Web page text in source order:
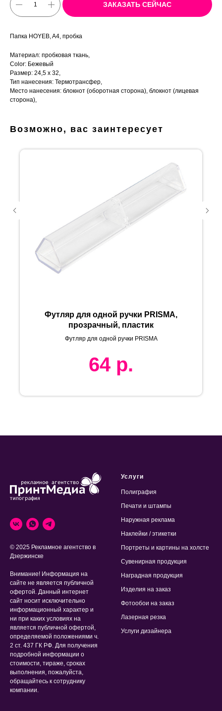
ЗАКАЗАТЬ СЕЙЧАС
Папка HOYEB, A4, пробка
Материал: пробковая ткань,
Color: Бежевый
Размер: 24,5 x 32,
Тип нанесения: Термотрансфер,
Место нанесения: блокнот (оборотная сторона), блокнот (лицевая
сторона),
Возможно, вас заинтересует
Футляр для одной ручки PRISMA,
прозрачный, пластик
Футляр для одной ручки PRISMA
64 р.
© 2025 Рекламное агентство в
Дзержинске
Внимание! Информация на
сайте не является публичной
офертой. Данный интернет
сайт носит исключительно
информационный характер и
ни при каких условиях на
является публичной офертой,
определяемой положениями ч.
2 ст. 437 ГК РФ. Для получения
подробной информации о
стоимости, тираже, сроках
выполнения, пожалуйста,
обращайтесь к сотруднику
компании.
Услуги
Полиграфия
Печати и штампы
Наружная реклама
Наклейки / этикетки
Портреты и картины на холсте
Сувенирная продукция
Наградная продукция
Изделия на заказ
Фотообои на заказ
Лазерная резка
Услуги дизайнера